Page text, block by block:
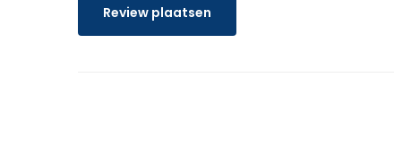
Review plaatsen